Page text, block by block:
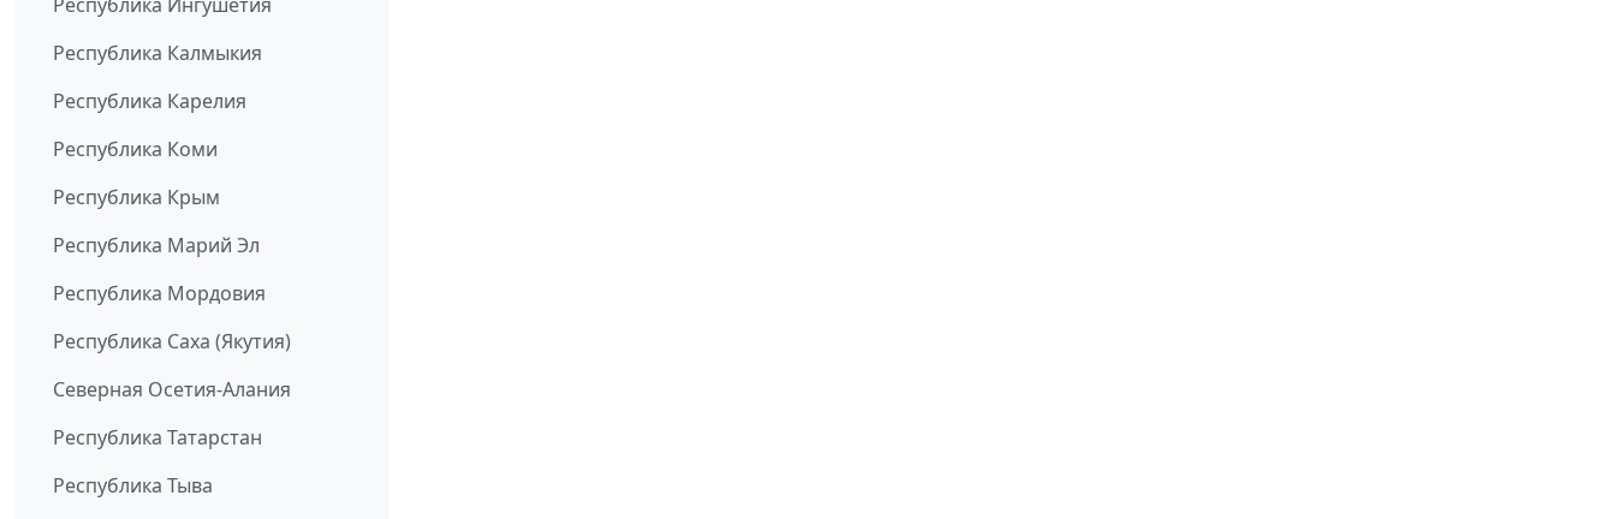
Республика Калмыкия
Республика Карелия
Республика Коми
Республика Крым
Республика Марий Эл
Республика Мордовия
Республика Саха (Якутия)
Северная Осетия-Алания
Республика Татарстан
Республика Тыва